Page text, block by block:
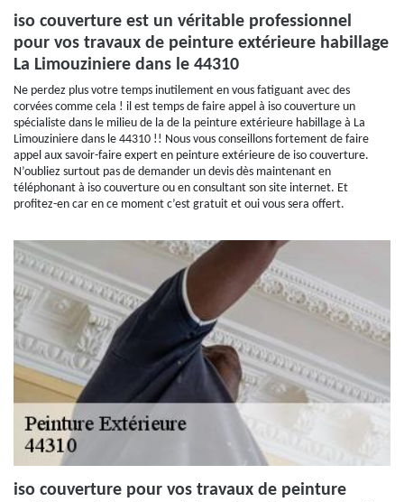
iso couverture est un véritable professionnel
pour vos travaux de peinture extérieure habillage
La Limouziniere dans le 44310
Ne perdez plus votre temps inutilement en vous fatiguant avec des
corvées comme cela ! il est temps de faire appel à iso couverture un
spécialiste dans le milieu de la de la peinture extérieure habillage à La
Limouziniere dans le 44310 !! Nous vous conseillons fortement de faire
appel aux savoir-faire expert en peinture extérieure de iso couverture.
N’oubliez surtout pas de demander un devis dès maintenant en
téléphonant à iso couverture ou en consultant son site internet. Et
profitez-en car en ce moment c’est gratuit et oui vous sera offert.
iso couverture pour vos travaux de peinture